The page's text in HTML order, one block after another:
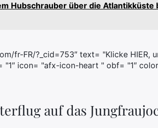
Hubschrauber über die Atlantikküste
fr-FR/?_cid=753″ text= "Klicke HIER,
icon= "afx-icon-heart " obf= "1″
auf das